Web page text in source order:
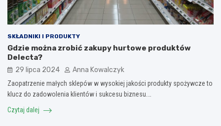
SKŁADNIKI I PRODUKTY
Gdzie można zrobić zakupy hurtowe produktów
Delecta?
29 lipca 2024 Anna Kowalczyk
Zaopatrzenie małych sklepów w wysokiej jakości produkty spożywcze to
klucz do zadowolenia klientów i sukcesu biznesu.…
Czytaj dalej